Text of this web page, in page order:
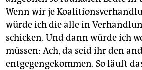
Wenn wir je
würde ich die alle in
schicken. Und dann würde ich
müssen: Ach, da seid ihr den
entgegengekommen. So läuft